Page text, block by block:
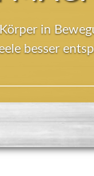
wird das
Seele weit.